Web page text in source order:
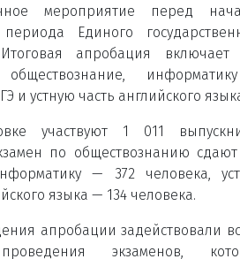
мероприятие перед
Единого
апробация включает
обществознание,
и устную часть английского
участвуют 1 011
по обществознанию сдают
— 372 человека,
языка — 134 человека.
апробации задействовали
экзаменов,